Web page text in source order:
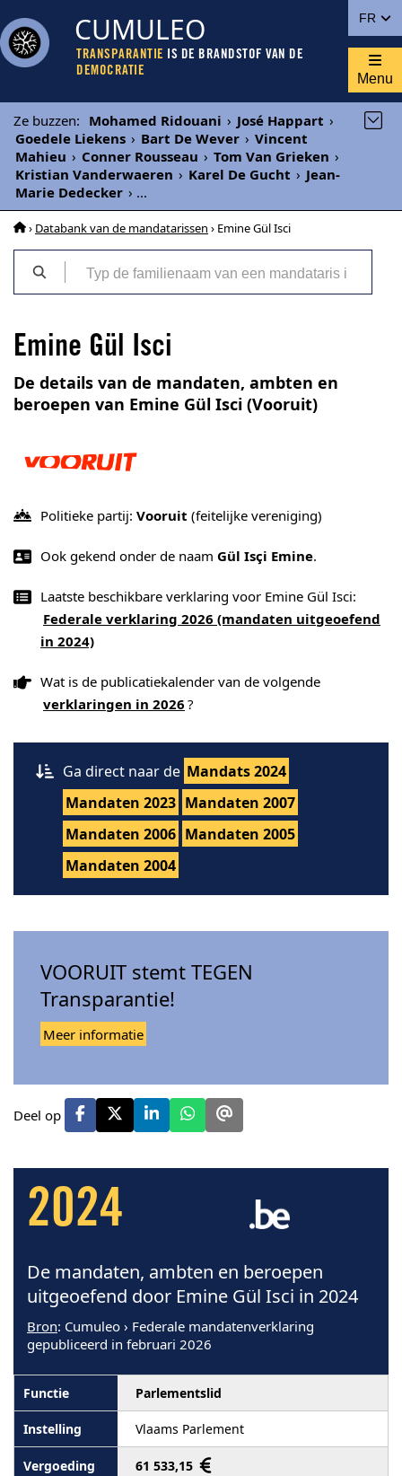
FR
CUMULEO
TRANSPARANTIE IS DE BRANDSTOF VAN DE
DEMOCRATIE
Menu
Ze buzzen: Mohamed Ridouani › José Happart ›
Goedele Liekens › Bart De Wever › Vincent
Mahieu › Conner Rousseau › Tom Van Grieken ›
Kristian Vanderwaeren › Karel De Gucht › Jean-
Marie Dedecker › ...
› Databank van de mandatarissen › Emine Gül Isci
Emine Gül Isci
De details van de mandaten, ambten en
beroepen van Emine Gül Isci (Vooruit)
Politieke partij: Vooruit (feitelijke vereniging)
Ook gekend onder de naam Gül Isçi Emine.
Laatste beschikbare verklaring voor Emine Gül Isci:
Federale verklaring 2026 (mandaten uitgeoefend
in 2024)
Wat is de publicatiekalender van de volgende
verklaringen in 2026 ?
Ga direct naar de Mandats 2024
Mandaten 2023 Mandaten 2007
Mandaten 2006 Mandaten 2005
Mandaten 2004
VOORUIT stemt TEGEN
Transparantie!
Meer informatie
Deel op
2024
De mandaten, ambten en beroepen
uitgeoefend door Emine Gül Isci in 2024
Bron: Cumuleo › Federale mandatenverklaring
gepubliceerd in februari 2026
Parlementslid
Vlaams Parlement
61 533,15